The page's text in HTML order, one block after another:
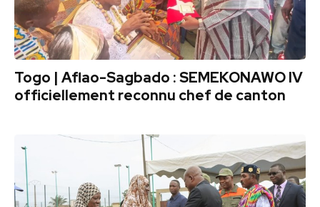
Togo | Aflao-Sagbado : SEMEKONAWO IV
officiellement reconnu chef de canton